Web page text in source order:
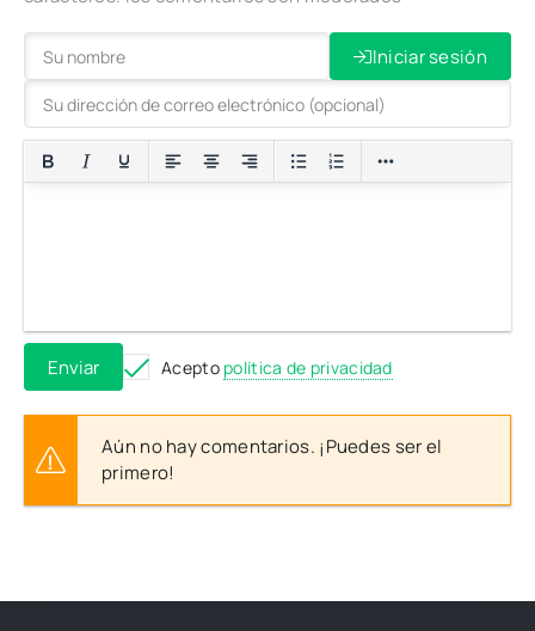
Iniciar sesión
Enviar Acepto política de privacidad
Aún no hay comentarios. ¡Puedes ser el
primero!